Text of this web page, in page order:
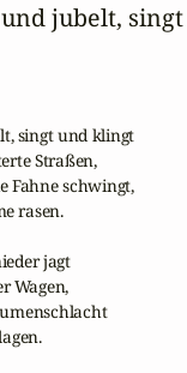
jubelt,
singt und klingt
Straßen,
Fahne schwingt,
rasen.
jagt
Wagen,